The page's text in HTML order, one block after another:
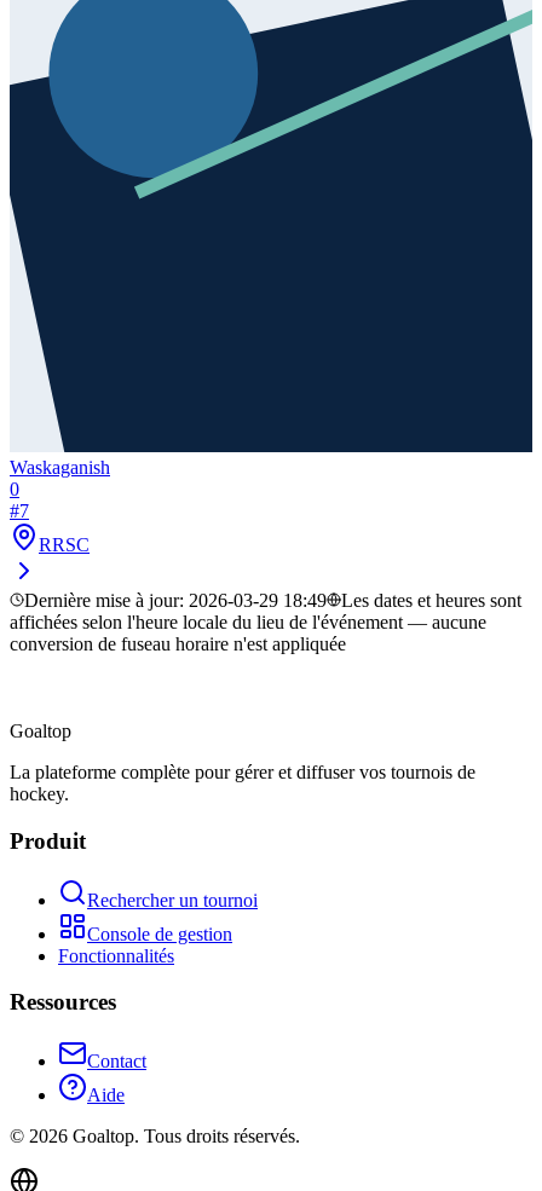
Waskaganish
0
#7
RRSC
Dernière mise à jour: 2026-03-29 18:49
Les dates et heures sont
affichées selon l'heure locale du lieu de l'événement — aucune
conversion de fuseau horaire n'est appliquée
Goaltop
La plateforme complète pour gérer et diffuser vos tournois de
hockey.
Produit
Rechercher un tournoi
Console de gestion
Fonctionnalités
Ressources
Contact
Aide
© 2026 Goaltop. Tous droits réservés.